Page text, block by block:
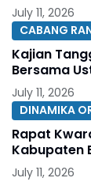
July 11, 2026
CABANG
Kajian
Bersama
July 11, 2026
DINAMIKA
Rapat
Kabupaten
July 11, 2026